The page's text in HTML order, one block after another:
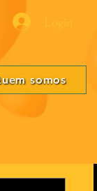
somos